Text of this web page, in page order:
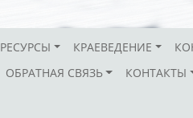
РЕСУРСЫ КРАЕВЕДЕНИЕ
ОБРАТНАЯ СВЯЗЬ КОНТАКТЫ